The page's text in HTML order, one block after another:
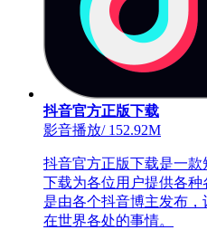
抖音官方正版下载
影音播放/152.92M
抖音官方正版下载是一
下载为各位用户提供各
是由各个抖音博主发布
在世界各处的事情。